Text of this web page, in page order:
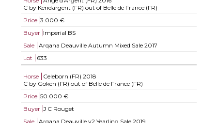
C by Kendargent (FR) out of Belle de France (FR)
Price 3.000 €
Buyer Imperial BS
Sale
Arqana Deauville Autumn Mixed Sale 2017
Lot
633
Horse Celeborn (FR) 2018
C by Goken (FR) out of Belle de France (FR)
Price 50.000 €
Buyer J C Rouget
Sale
Arqana Deauville v2 Yearling Sale 2019